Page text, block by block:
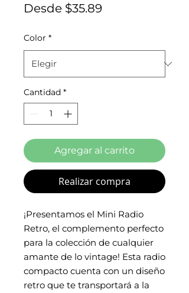
Desde $35.89Precio
Color *
Cantidad *
Agregar al carrito
Realizar compra
¡Presentamos el Mini Radio
Retro, el complemento perfecto
para la colección de cualquier
amante de lo vintage! Esta radio
compacto cuenta con un diseño
retro que te transportará a la